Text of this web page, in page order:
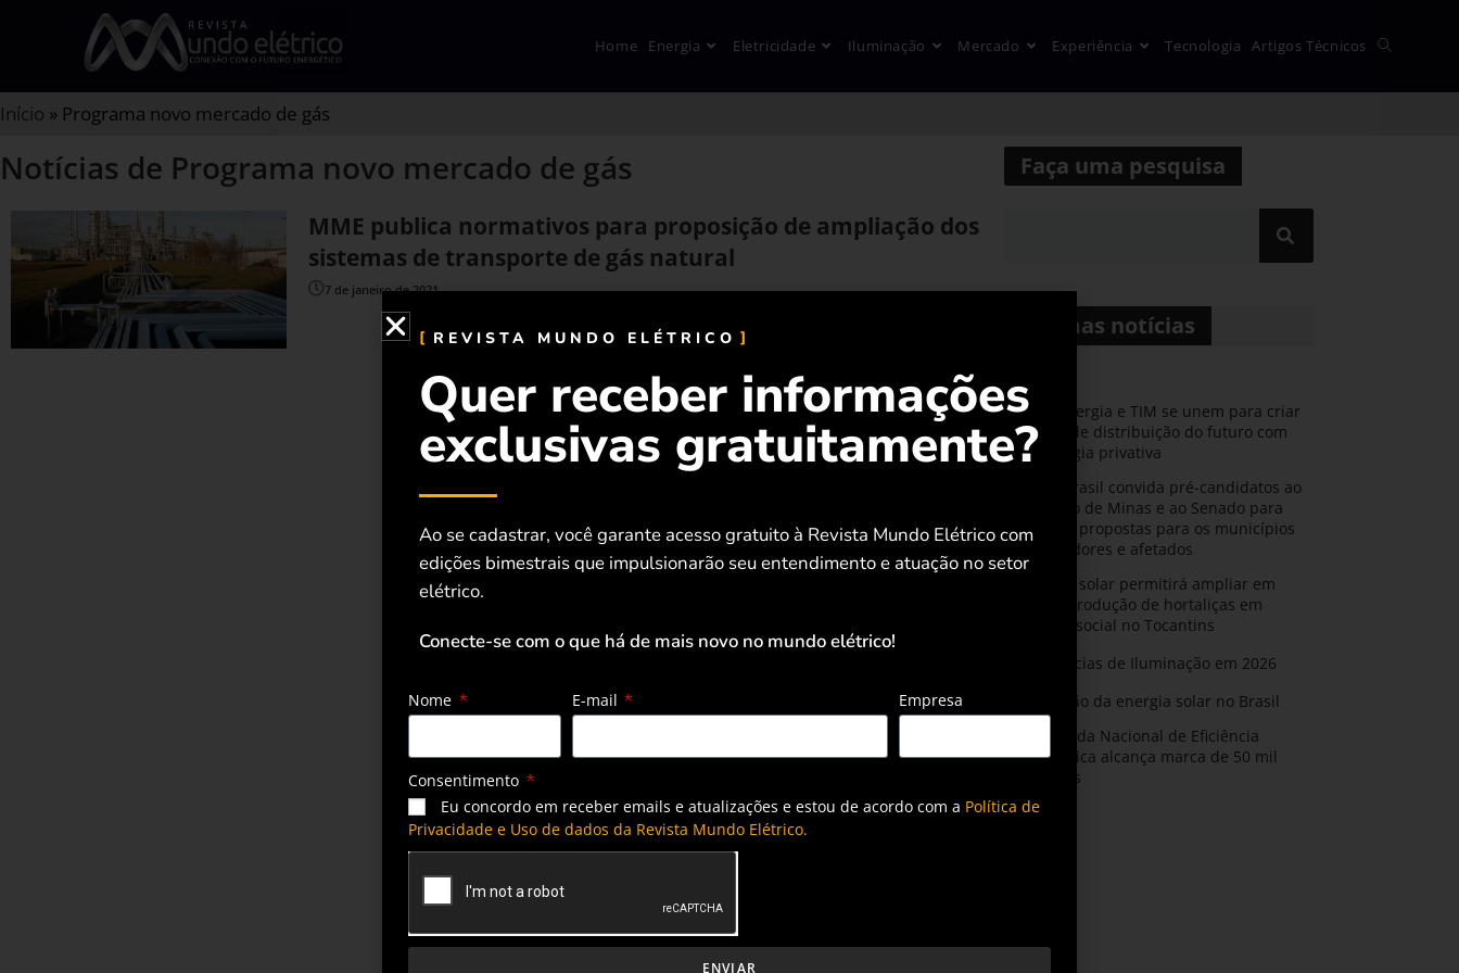
Home Energia Eletricidade Iluminação Mercado Experiência Tecnologia Artigos Técnicos
Início » Programa novo mercado de gás
Notícias de Programa novo mercado de gás
MME publica normativos para proposição de ampliação dos
sistemas de transporte de gás natural
7 de janeiro de 2021
Faça uma pesquisa
Últimas notícias
CPFL Energia e TIM se unem para criar
a rede de distribuição do futuro com
tecnologia privativa
AMIG Brasil convida pré-candidatos ao
Governo de Minas e ao Senado para
discutir propostas para os municípios
mineradores e afetados
Energia solar permitirá ampliar em
25% a produção de hortaliças em
projeto social no Tocantins
Tendências de Iluminação em 2026
Expansão da energia solar no Brasil
Olimpíada Nacional de Eficiência
Energética alcança marca de 50 mil
inscritos
REVISTA MUNDO ELÉTRICO
Quer receber informações
exclusivas gratuitamente?
Ao se cadastrar, você garante acesso gratuito à Revista Mundo Elétrico com
edições bimestrais que impulsionarão seu entendimento e atuação no setor
elétrico.
Conecte-se com o que há de mais novo no mundo elétrico!
Nome E-mail Empresa
Consentimento
Eu concordo em receber emails e atualizações e estou de acordo com a Política de
Privacidade e Uso de dados da Revista Mundo Elétrico.
ENVIAR